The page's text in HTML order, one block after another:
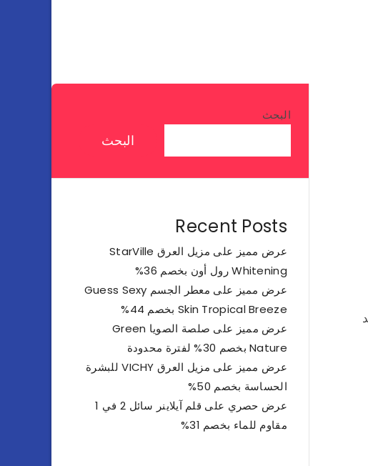
البحث
البحث
Recent Posts
عرض مميز على مزيل العرق StarVille
Whitening رول أون بخصم 36%
عرض مميز على معطر الجسم Guess Sexy
Skin Tropical Breeze بخصم 44%
عرض مميز على صلصة الصويا Green
Nature بخصم 30% لفترة محدودة
عرض مميز على مزيل العرق VICHY للبشرة
الحساسة بخصم 50%
عرض حصري على قلم آيلاينر سائل 2 في 1
مقاوم للماء بخصم 31%